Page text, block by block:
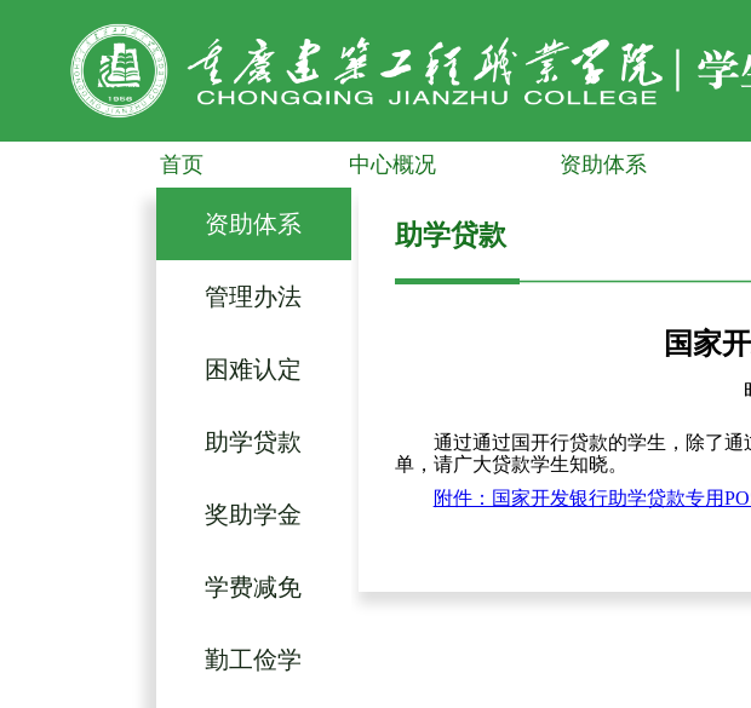
首页 中心概况 资助体系
资助体系
管理办法
困难认定
助学贷款
奖助学金
学费减免
勤工俭学
助学贷款
国家
通过通过国开行贷款的学生，除了
单，请广大贷款学生知晓。
附件：国家开发银行助学贷款专用